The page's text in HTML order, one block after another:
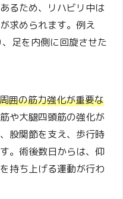
るため、リハビリ中は
求められます。例え
足を内側に回旋させた
囲の筋力強化が重要な
や大腿四頭筋の強化が
股関節を支え、歩行時
。術後数日からは、仰
持ち上げる運動が行わ